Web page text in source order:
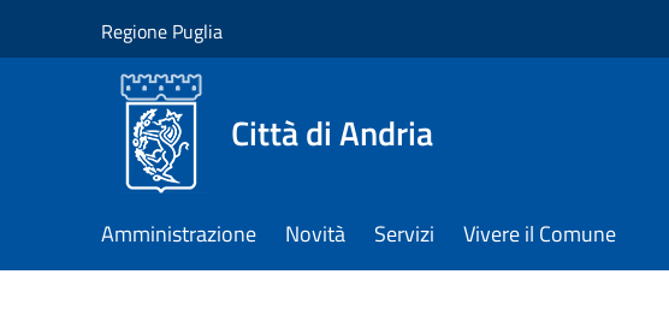
Regione Puglia
Città di Andria
Amministrazione Novità Servizi Vivere il Comune